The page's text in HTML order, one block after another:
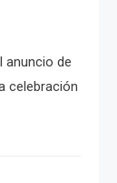
anuncio de
celebración